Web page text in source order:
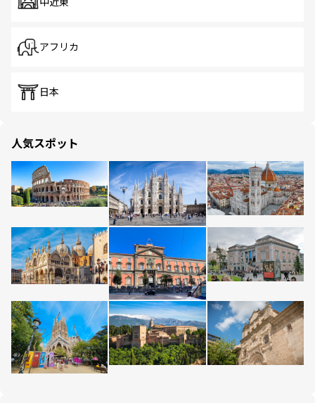
アフリカ
日本
人気スポット